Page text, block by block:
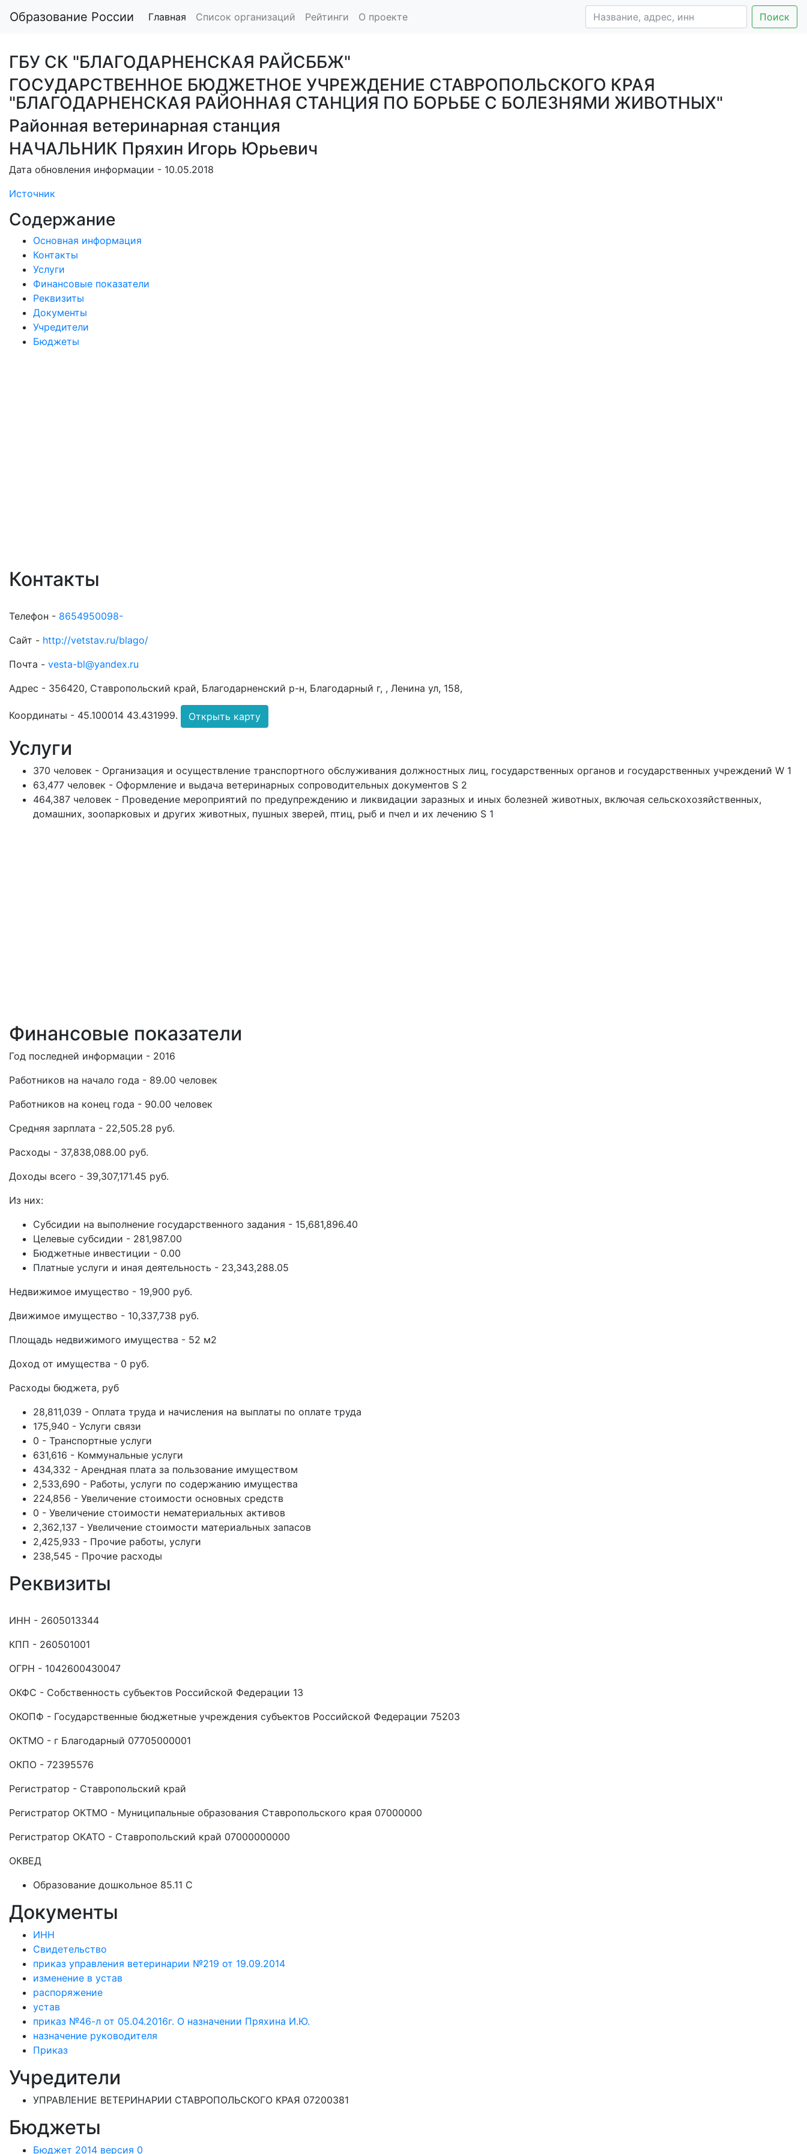
Образование России Главная Список организаций Рейтинги О проекте Поиск
ГБУ СК "БЛАГОДАРНЕНСКАЯ РАЙСББЖ"
ГОСУДАРСТВЕННОЕ БЮДЖЕТНОЕ УЧРЕЖДЕНИЕ СТАВРОПОЛЬСКОГО КРАЯ
"БЛАГОДАРНЕНСКАЯ РАЙОННАЯ СТАНЦИЯ ПО БОРЬБЕ С БОЛЕЗНЯМИ ЖИВОТНЫХ"
Районная ветеринарная станция
НАЧАЛЬНИК Пряхин Игорь Юрьевич
Дата обновления информации - 10.05.2018
Источник
Содержание
Основная информация
Контакты
Услуги
Финансовые показатели
Реквизиты
Документы
Учредители
Бюджеты
Контакты
Телефон - 8654950098-
Сайт - http://vetstav.ru/blago/
Почта - vesta-bl@yandex.ru
Адрес - 356420, Ставропольский край, Благодарненский р-н, Благодарный г, , Ленина ул, 158,
Координаты - 45.100014 43.431999. Открыть карту
Услуги
370 человек - Организация и осуществление транспортного обслуживания должностных лиц, государственных органов и государственных учреждений W 1
63,477 человек - Оформление и выдача ветеринарных сопроводительных документов S 2
464,387 человек - Проведение мероприятий по предупреждению и ликвидации заразных и иных болезней животных, включая сельскохозяйственных,
домашних, зоопарковых и других животных, пушных зверей, птиц, рыб и пчел и их лечению S 1
Финансовые показатели
Год последней информации - 2016
Работников на начало года - 89.00 человек
Работников на конец года - 90.00 человек
Средняя зарплата - 22,505.28 руб.
Расходы - 37,838,088.00 руб.
Доходы всего - 39,307,171.45 руб.
Из них:
Субсидии на выполнение государственного задания - 15,681,896.40
Целевые субсидии - 281,987.00
Бюджетные инвестиции - 0.00
Платные услуги и иная деятельность - 23,343,288.05
Недвижимое имущество - 19,900 руб.
Движимое имущество - 10,337,738 руб.
Площадь недвижимого имущества - 52 м2
Доход от имущества - 0 руб.
Расходы бюджета, руб
28,811,039 - Оплата труда и начисления на выплаты по оплате труда
175,940 - Услуги связи
0 - Транспортные услуги
631,616 - Коммунальные услуги
434,332 - Арендная плата за пользование имуществом
2,533,690 - Работы, услуги по содержанию имущества
224,856 - Увеличение стоимости основных средств
0 - Увеличение стоимости нематериальных активов
2,362,137 - Увеличение стоимости материальных запасов
2,425,933 - Прочие работы, услуги
238,545 - Прочие расходы
Реквизиты
ИНН - 2605013344
КПП - 260501001
ОГРН - 1042600430047
ОКФС - Собственность субъектов Российской Федерации 13
ОКОПФ - Государственные бюджетные учреждения субъектов Российской Федерации 75203
ОКТМО - г Благодарный 07705000001
ОКПО - 72395576
Регистратор - Ставропольский край
Регистратор ОКТМО - Муниципальные образования Ставропольского края 07000000
Регистратор ОКАТО - Ставропольский край 07000000000
ОКВЕД
Образование дошкольное 85.11 C
Документы
ИНН
Свидетельство
приказ управления ветеринарии №219 от 19.09.2014
изменение в устав
распоряжение
устав
приказ №46-л от 05.04.2016г. О назначении Пряхина И.Ю.
назначение руководителя
Приказ
Учредители
УПРАВЛЕНИЕ ВЕТЕРИНАРИИ СТАВРОПОЛЬСКОГО КРАЯ 07200381
Бюджеты
Бюджет 2014 версия 0